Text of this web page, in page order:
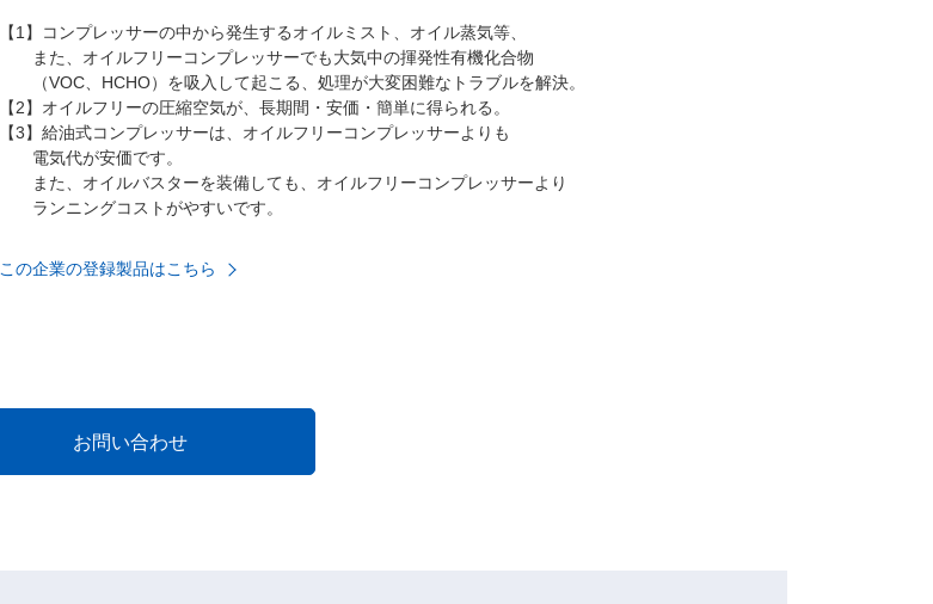
【1】コンプレッサーの中から発生するオイルミスト、オイル蒸気等、
また、オイルフリーコンプレッサーでも大気中の揮発性有機化合物
（VOC、HCHO）を吸入して起こる、処理が大変困難なトラブルを解決。
【2】オイルフリーの圧縮空気が、長期間・安価・簡単に得られる。
【3】給油式コンプレッサーは、オイルフリーコンプレッサーよりも
電気代が安価です。
また、オイルバスターを装備しても、オイルフリーコンプレッサーより
ランニングコストがやすいです。
この企業の登録製品はこちら